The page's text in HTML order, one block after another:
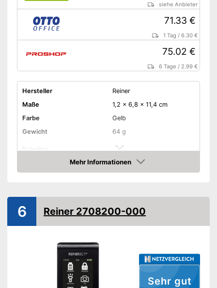
siehe Anbieter
71.33 €
1 Tag /6.30 €
75.02 €
6 Tage / 2.99 €
Hersteller
Reiner
Maße
1,2 x 6,8 x 11,4 cm
Farbe
Gelb
Gewicht
64 g
Kabellos
Bluetooth, USB
Amazon Lieferzeit
siehe Anbieter
Mehr Informationen
Amazon
Sehr gut
6 Reiner 2708200-000